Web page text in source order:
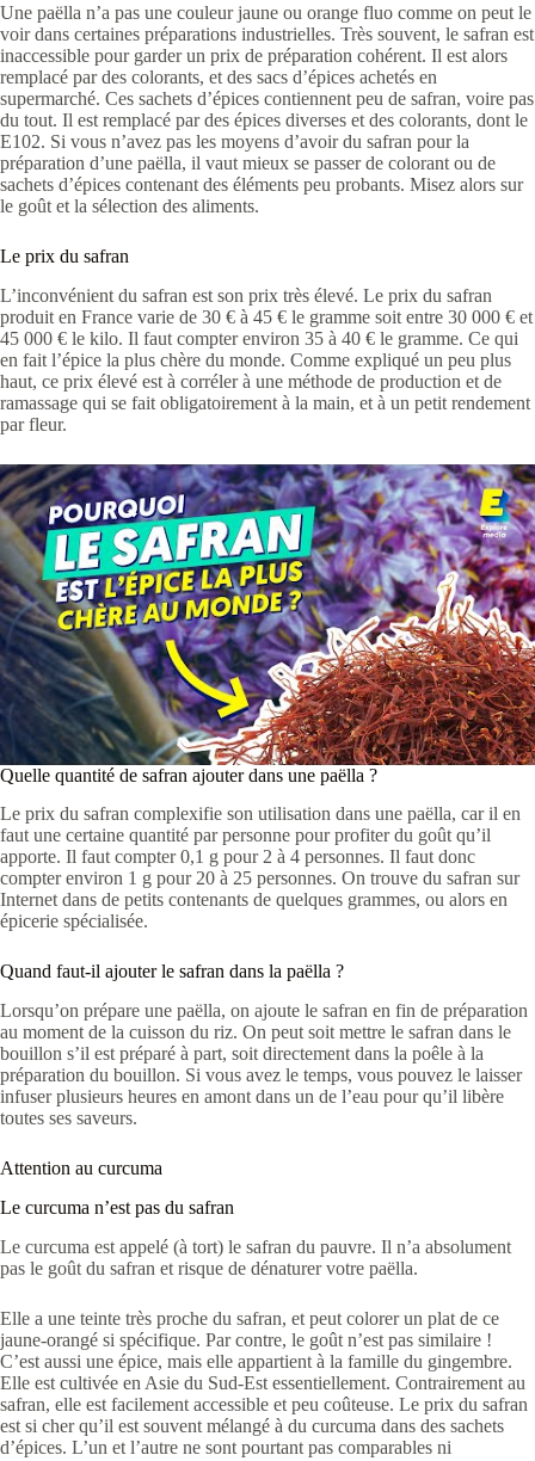
Une paëlla n’a pas une couleur jaune ou orange fluo comme on peut le
voir dans certaines préparations industrielles. Très souvent, le safran est
inaccessible pour garder un prix de préparation cohérent. Il est alors
remplacé par des colorants, et des sacs d’épices achetés en
supermarché. Ces sachets d’épices contiennent peu de safran, voire pas
du tout. Il est remplacé par des épices diverses et des colorants, dont le
E102. Si vous n’avez pas les moyens d’avoir du safran pour la
préparation d’une paëlla, il vaut mieux se passer de colorant ou de
sachets d’épices contenant des éléments peu probants. Misez alors sur
le goût et la sélection des aliments.
Le prix du safran
L’inconvénient du safran est son prix très élevé. Le prix du safran
produit en France varie de 30 € à 45 € le gramme soit entre 30 000 € et
45 000 € le kilo. Il faut compter environ 35 à 40 € le gramme. Ce qui
en fait l’épice la plus chère du monde. Comme expliqué un peu plus
haut, ce prix élevé est à corréler à une méthode de production et de
ramassage qui se fait obligatoirement à la main, et à un petit rendement
par fleur.
Quelle quantité de safran ajouter dans une paëlla ?
Le prix du safran complexifie son utilisation dans une paëlla, car il en
faut une certaine quantité par personne pour profiter du goût qu’il
apporte. Il faut compter 0,1 g pour 2 à 4 personnes. Il faut donc
compter environ 1 g pour 20 à 25 personnes. On trouve du safran sur
Internet dans de petits contenants de quelques grammes, ou alors en
épicerie spécialisée.
Quand faut-il ajouter le safran dans la paëlla ?
Lorsqu’on prépare une paëlla, on ajoute le safran en fin de préparation
au moment de la cuisson du riz. On peut soit mettre le safran dans le
bouillon s’il est préparé à part, soit directement dans la poêle à la
préparation du bouillon. Si vous avez le temps, vous pouvez le laisser
infuser plusieurs heures en amont dans un de l’eau pour qu’il libère
toutes ses saveurs.
Attention au curcuma
Le curcuma n’est pas du safran
Le curcuma est appelé (à tort) le safran du pauvre. Il n’a absolument
pas le goût du safran et risque de dénaturer votre paëlla.
Elle a une teinte très proche du safran, et peut colorer un plat de ce
jaune-orangé si spécifique. Par contre, le goût n’est pas similaire !
C’est aussi une épice, mais elle appartient à la famille du gingembre.
Elle est cultivée en Asie du Sud-Est essentiellement. Contrairement au
safran, elle est facilement accessible et peu coûteuse. Le prix du safran
est si cher qu’il est souvent mélangé à du curcuma dans des sachets
d’épices. L’un et l’autre ne sont pourtant pas comparables ni